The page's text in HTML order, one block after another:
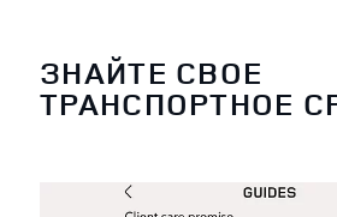
ЗНАЙТЕ СВОЕ
ТРАНСПОРТНОЕ